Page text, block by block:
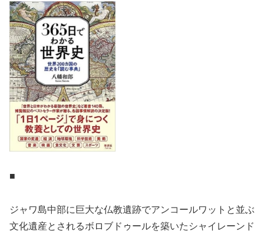
■
ジャワ島中部に巨大な仏教遺跡でアンコールワットと並ぶ
文化遺産とされるボロブドゥールを築いたシャイレーンド